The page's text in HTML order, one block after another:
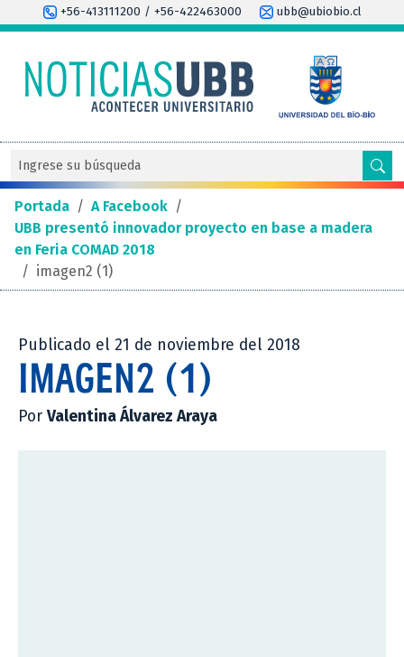
+56-413111200 / +56-422463000 ubb@ubiobio.cl
Portada / A Facebook /
UBB presentó innovador proyecto en base a madera
en Feria COMAD 2018
/ imagen2 (1)
Publicado el 21 de noviembre del 2018
IMAGEN2 (1)
PorValentina Álvarez Araya